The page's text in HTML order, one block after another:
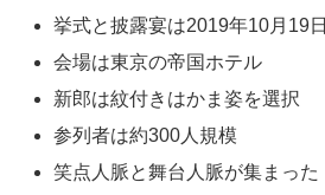
挙式と披露宴は2019年10月19日
会場は東京の帝国ホテル
新郎は紋付きはかま姿を選択
参列者は約300人規模
笑点人脈と舞台人脈が集まった